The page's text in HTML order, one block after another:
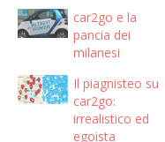
car2go e la
pancia dei
milanesi
Il piagnisteo su
car2go:
irrealistico ed
egoista